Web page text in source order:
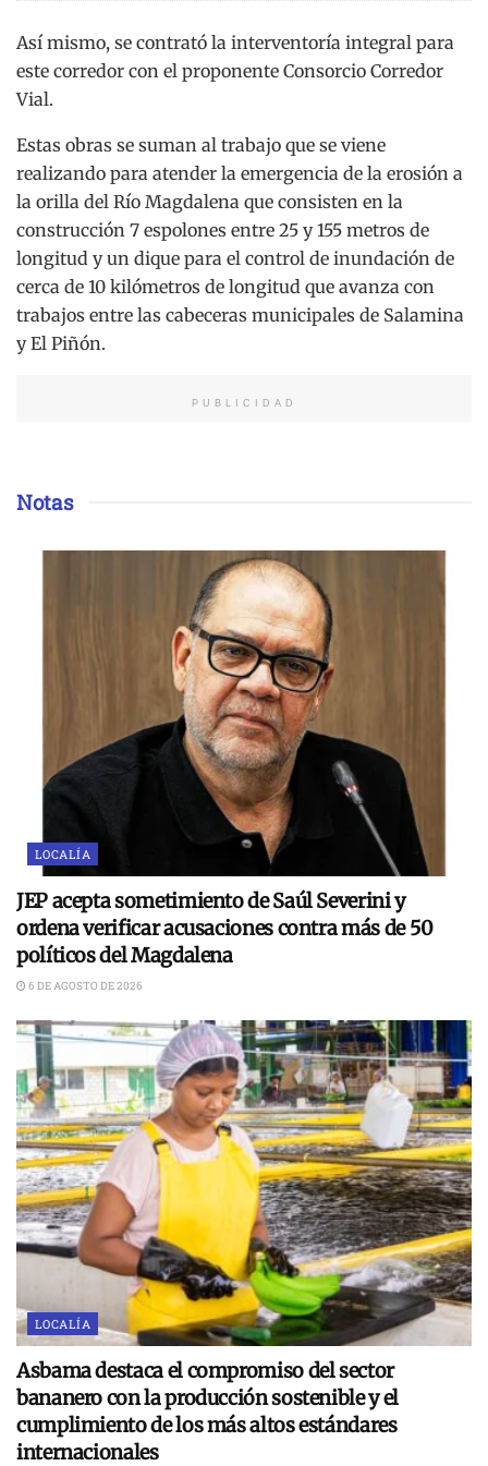
Así mismo, se contrató la interventoría integral para
este corredor con el proponente Consorcio Corredor
Vial.
Estas obras se suman al trabajo que se viene
realizando para atender la emergencia de la erosión a
la orilla del Río Magdalena que consisten en la
construcción 7 espolones entre 25 y 155 metros de
longitud y un dique para el control de inundación de
cerca de 10 kilómetros de longitud que avanza con
trabajos entre las cabeceras municipales de Salamina
y El Piñón.
PUBLICIDAD
Notas
LOCALÍA
JEP acepta sometimiento de Saúl Severini y
ordena verificar acusaciones contra más de 50
políticos del Magdalena
6 DE AGOSTO DE 2026
LOCALÍA
Asbama destaca el compromiso del sector
bananero con la producción sostenible y el
cumplimiento de los más altos estándares
internacionales